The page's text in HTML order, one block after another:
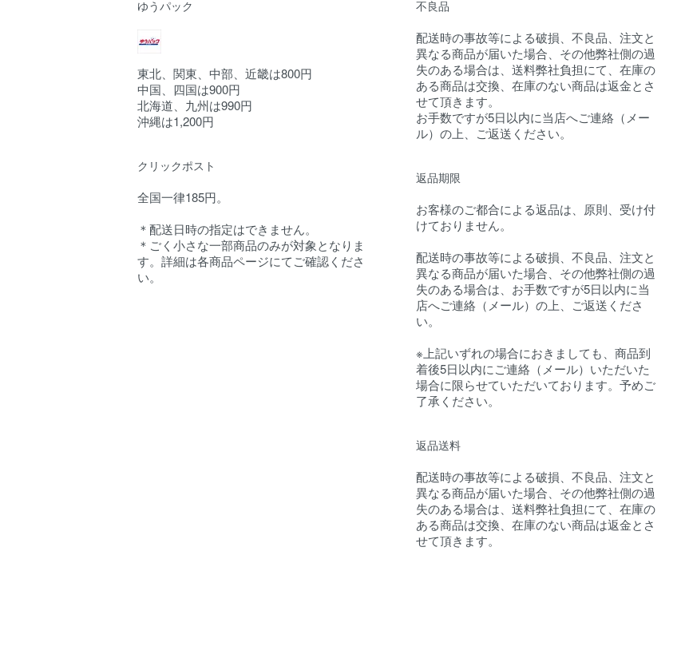
ゆうパック
東北、関東、中部、近畿は800円
中国、四国は900円
北海道、九州は990円
沖縄は1,200円
クリックポスト
全国一律185円。
＊配送日時の指定はできません。
＊ごく小さな一部商品のみが対象となりま
す。詳細は各商品ページにてご確認くださ
い。
不良品
配送時の事故等による破損、不良品、注文と
異なる商品が届いた場合、その他弊社側の過
失のある場合は、送料弊社負担にて、在庫の
ある商品は交換、在庫のない商品は返金とさ
せて頂きます。
お手数ですが5日以内に当店へご連絡（メー
ル）の上、ご返送ください。
返品期限
お客様のご都合による返品は、原則、受け付
けておりません。
配送時の事故等による破損、不良品、注文と
異なる商品が届いた場合、その他弊社側の過
失のある場合は、お手数ですが5日以内に当
店へご連絡（メール）の上、ご返送くださ
い。
※上記いずれの場合におきましても、商品到
着後5日以内にご連絡（メール）いただいた
場合に限らせていただいております。予めご
了承ください。
返品送料
配送時の事故等による破損、不良品、注文と
異なる商品が届いた場合、その他弊社側の過
失のある場合は、送料弊社負担にて、在庫の
ある商品は交換、在庫のない商品は返金とさ
せて頂きます。